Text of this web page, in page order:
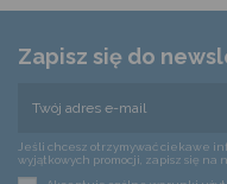
Zapisz się do
Jeśli chcesz otrzymywać ciekawe
wyjątkowych promocji, zapisz się na